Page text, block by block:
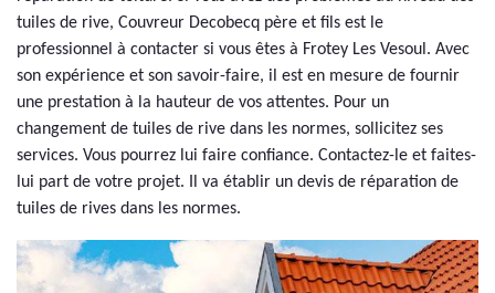
tuiles de rive, Couvreur Decobecq père et fils est le
professionnel à contacter si vous êtes à Frotey Les Vesoul. Avec
son expérience et son savoir-faire, il est en mesure de fournir
une prestation à la hauteur de vos attentes. Pour un
changement de tuiles de rive dans les normes, sollicitez ses
services. Vous pourrez lui faire confiance. Contactez-le et faites-
lui part de votre projet. Il va établir un devis de réparation de
tuiles de rives dans les normes.